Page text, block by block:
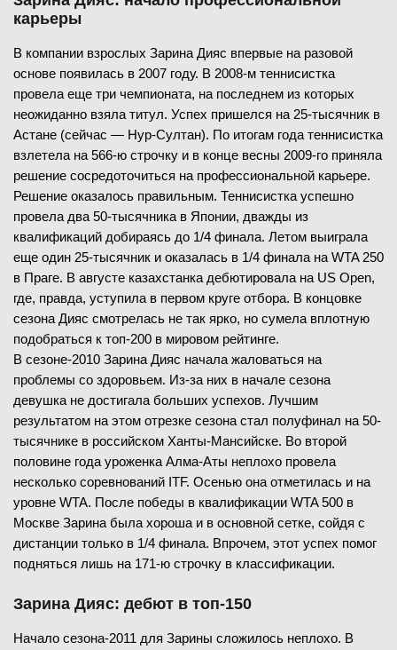
карьеры
В компании взрослых Зарина Дияс впервые на разовой
основе появилась в 2007 году. В 2008-м теннисистка
провела еще три чемпионата, на последнем из которых
неожиданно взяла титул. Успех пришелся на 25-тысячник в
Астане (сейчас — Нур-Султан). По итогам года теннисистка
взлетела на 566-ю строчку и в конце весны 2009-го приняла
решение сосредоточиться на профессиональной карьере.
Решение оказалось правильным. Теннисистка успешно
провела два 50-тысячника в Японии, дважды из
квалификаций добираясь до 1/4 финала. Летом выиграла
еще один 25-тысячник и оказалась в 1/4 финала на WTA 250
в Праге. В августе казахстанка дебютировала на US Open,
где, правда, уступила в первом круге отбора. В концовке
сезона Дияс смотрелась не так ярко, но сумела вплотную
подобраться к топ-200 в мировом рейтинге.
В сезоне-2010 Зарина Дияс начала жаловаться на
проблемы со здоровьем. Из-за них в начале сезона
девушка не достигала больших успехов. Лучшим
результатом на этом отрезке сезона стал полуфинал на 50-
тысячнике в российском Ханты-Мансийске. Во второй
половине года уроженка Алма-Аты неплохо провела
несколько соревнований ITF. Осенью она отметилась и на
уровне WTA. После победы в квалификации WTA 500 в
Москве Зарина была хороша и в основной сетке, сойдя с
дистанции только в 1/4 финала. Впрочем, этот успех помог
подняться лишь на 171-ю строчку в классификации.
Зарина Дияс: дебют в топ-150
Начало сезона-2011 для Зарины сложилось неплохо. В